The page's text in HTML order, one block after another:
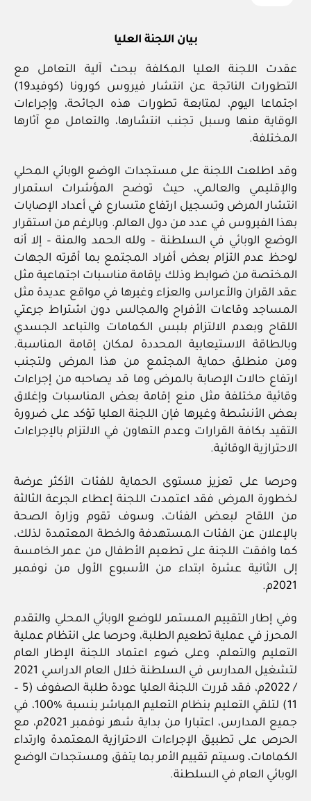
بيان اللجنة العليا
عقدت اللجنة العليا المكلفة ببحث آلية التعامل مع
التطورات الناتجة عن انتشار فيروس كورونا (كوفيد19)
اجتماعا اليوم، لمتابعة تطورات هذه الجائحة، وإجراءات
الوقاية منها وسبل تجنب انتشارها، والتعامل مع آثارها
المختلفة.
وقد اطلعت اللجنة على مستجدات الوضع الوبائي المحلي
والإقليمي والعالمي، حيث توضح المؤشرات استمرار
انتشار المرض وتسجيل ارتفاع متسارع في أعداد الإصابات
بهذا الفيروس في عدد من دول العالم. وبالرغم من استقرار
الوضع الوبائي في السلطنة – ولله الحمد والمنة – إلا أنه
لوحظ عدم التزام بعض أفراد المجتمع بما أقرته الجهات
المختصة من ضوابط وذلك بإقامة مناسبات اجتماعية مثل
عقد القران والأعراس والعزاء وغيرها في مواقع عديدة مثل
المساجد وقاعات الأفراح والمجالس دون اشتراط جرعتي
اللقاح وبعدم الالتزام بلبس الكمامات والتباعد الجسدي
وبالطاقة الاستيعابية المحددة لمكان إقامة المناسبة.
ومن منطلق حماية المجتمع من هذا المرض ولتجنب
ارتفاع حالات الإصابة بالمرض وما قد يصاحبه من إجراءات
وقائية مختلفة مثل منع إقامة بعض المناسبات وإغلاق
بعض الأنشطة وغيرها فإن اللجنة العليا تؤكد على ضرورة
التقيد بكافة القرارات وعدم التهاون في الالتزام بالإجراءات
الاحترازية الوقائية.
وحرصا على تعزيز مستوى الحماية للفئات الأكثر عرضة
لخطورة المرض فقد اعتمدت اللجنة إعطاء الجرعة الثالثة
من اللقاح لبعض الفئات، وسوف تقوم وزارة الصحة
بالإعلان عن الفئات المستهدفة والخطة المعتمدة لذلك،
كما وافقت اللجنة على تطعيم الأطفال من عمر الخامسة
إلى الثانية عشرة ابتداء من الأسبوع الأول من نوفمبر
2021م.
وفي إطار التقييم المستمر للوضع الوبائي المحلي والتقدم
المحرز في عملية تطعيم الطلبة، وحرصا على انتظام عملية
التعليم والتعلم، وعلى ضوء اعتماد اللجنة الإطار العام
لتشغيل المدارس في السلطنة خلال العام الدراسي 2021
/ 2022م، فقد قررت اللجنة العليا عودة طلبة الصفوف (5 –
11) لتلقي التعليم بنظام التعليم المباشر بنسبة %100، في
جميع المدارس، اعتبارا من بداية شهر نوفمبر 2021م، مع
الحرص على تطبيق الإجراءات الاحترازية المعتمدة وارتداء
الكمامات، وسيتم تقييم الأمر بما يتفق ومستجدات الوضع
الوبائي العام في السلطنة.